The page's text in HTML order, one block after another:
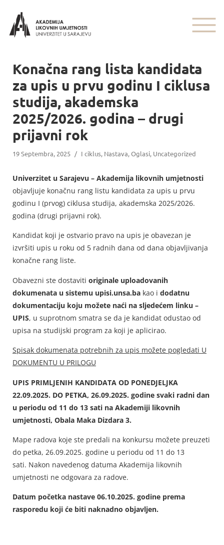
Konačna rang lista kandidata
za upis u prvu godinu I ciklusa
studija, akademska
2025/2026. godina – drugi
prijavni rok
19 Septembra, 2025 / I ciklus, Nastava,Oglasi, Uncategorized
Univerzitet u Sarajevu – Akademija likovnih umjetnosti
objavljuje konačnu rang listu kandidata za upis u prvu
godinu I (prvog) ciklusa studija, akademska 2025/2026.
godina (drugi prijavni rok).
Kandidat koji je ostvario pravo na upis je obavezan je
izvršiti upis u roku od 5 radnih dana od dana objavljivanja
konačne rang liste.
Obavezni ste dostaviti originale uploadovanih
dokumenata u sistemu upisi.unsa.ba kao i dodatnu
dokumentaciju koju možete naći na sljedećem linku –
UPIS, u suprotnom smatra se da je kandidat odustao od
upisa na studijski program za koji je aplicirao.
Spisak dokumenata potrebnih za upis možete pogledati U
DOKUMENTU U PRILOGU
UPIS PRIMLJENIH KANDIDATA OD PONEDJELJKA
22.09.2025. DO PETKA, 26.09.2025. godine svaki radni dan
u periodu od 11 do 13 sati na Akademiji likovnih
umjetnosti, Obala Maka Dizdara 3.
Mape radova koje ste predali na konkursu možete preuzeti
do petka, 26.09.2025. godine u periodu od 11 do 13
sati. Nakon navedenog datuma Akademija likovnih
umjetnosti ne odgovara za radove.
Datum početka nastave 06.10.2025. godine prema
rasporedu koji će biti naknadno objavljen.